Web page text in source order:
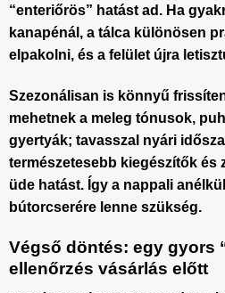
“enteriőrös” hatást ad. Ha
kanapénál, a tálca különösen
elpakolni, és a felület újra
Szezonálisan is könnyű
mehetnek a meleg tónusok,
gyertyák; tavasszal nyári
természetesebb kiegészítők és
üde hatást. Így a nappali
bútorcserére lenne szükség.
Végső döntés: egy gyors
ellenőrzés vásárlás előtt